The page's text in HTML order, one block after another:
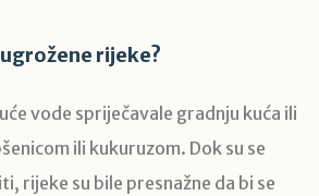
rijeke?
vode spriječavale gradnju kuća ili
ili kukuruzom. Dok su se
rijeke su bile presnažne da bi se